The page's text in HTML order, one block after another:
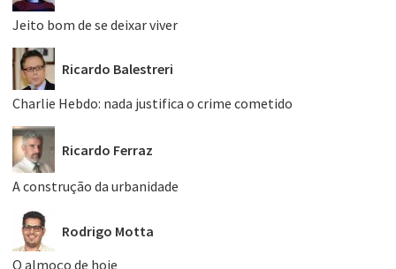
Jeito bom de se deixar viver
Ricardo Balestreri
Charlie Hebdo: nada justifica o crime cometido
Ricardo Ferraz
A construção da urbanidade
Rodrigo Motta
O almoço de hoje